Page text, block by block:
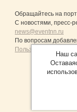
Обращайтесь на
С новостями, пресс-
news@eventnn.ru
По вопросам
Пользовательское
Наш